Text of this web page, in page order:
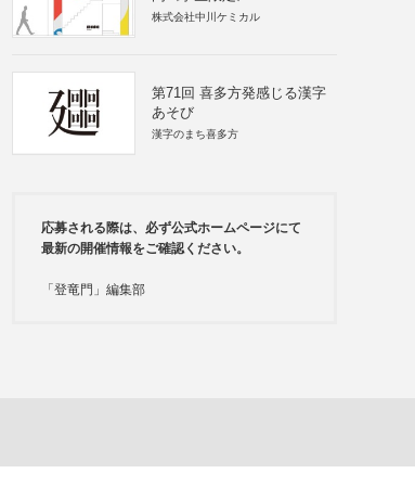
株式会社中川ケミカル
第71回 喜多方発感じる漢字
あそび
漢字のまち喜多方
応募される際は、必ず公式ホームページにて
最新の開催情報をご確認ください。
「登竜門」編集部